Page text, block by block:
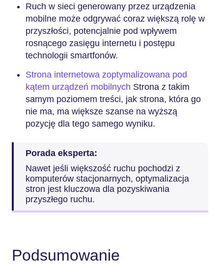
Ruch w sieci generowany przez urządzenia
mobilne może odgrywać coraz większą rolę w
przyszłości, potencjalnie pod wpływem
rosnącego zasięgu internetu i postępu
technologii smartfonów.
Strona internetowa zoptymalizowana pod
kątem urządzeń mobilnych Strona z takim
samym poziomem treści, jak strona, która go
nie ma, ma większe szanse na wyższą
pozycję dla tego samego wyniku.
Porada eksperta:
Nawet jeśli większość ruchu pochodzi z
komputerów stacjonarnych, optymalizacja
stron jest kluczowa dla pozyskiwania
przyszłego ruchu.
Podsumowanie